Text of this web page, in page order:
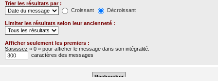
Trier les résultats par :
Croissant
Décroissant
Limiter les résultats selon leur ancienneté :
Afficher seulement les premiers :
Saisissez « 0 » pour afficher le message dans son intégralité.
caractères des messages